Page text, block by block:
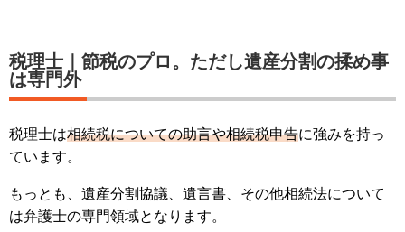
税理士｜節税のプロ。ただし遺産分割の揉め事
は専門外
税理士は相続税についての助言や相続税申告に強みを持っ
ています。
もっとも、遺産分割協議、遺言書、その他相続法について
は弁護士の専門領域となります。